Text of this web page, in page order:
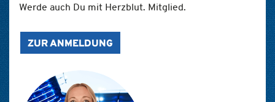
Werde auch Du mit Herzblut. Mitglied.
ZUR ANMELDUNG